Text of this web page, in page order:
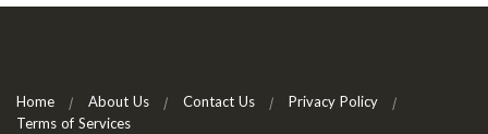
Home About Us Contact Us
Privacy Policy
Terms of Services